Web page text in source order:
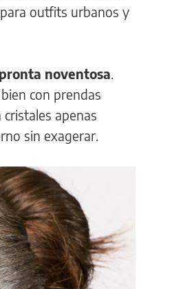
outfits urbanos y
noventosa
con prendas
apenas
sin exagerar.